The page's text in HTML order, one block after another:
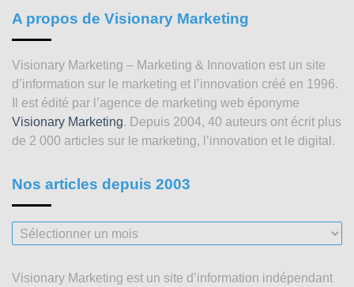
A propos de Visionary Marketing
Visionary Marketing – Marketing & Innovation est un site
d’information sur le marketing et l’innovation créé en 1996.
Il est édité par l’agence de marketing web éponyme
Visionary Marketing. Depuis 2004, 40 auteurs ont écrit plus
de 2 000 articles sur le marketing, l’innovation et le digital.
Nos articles depuis 2003
Nos
articles
2003
Visionary Marketing est un site d’information indépendant